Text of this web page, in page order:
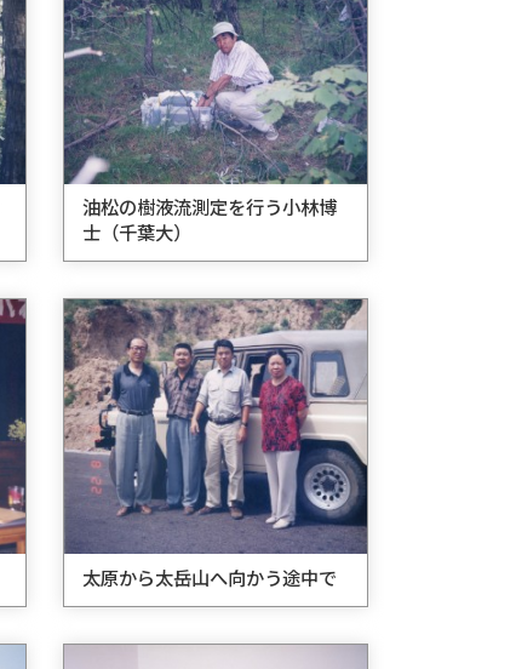
油松の樹液流測定を行う小林博
士（千葉大）
太原から太岳山へ向かう途中で